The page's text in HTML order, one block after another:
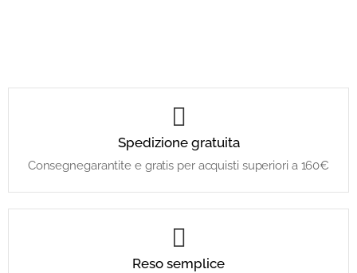
Spedizione gratuita
Consegnegarantite e gratis per acquisti superiori a 160€
Reso semplice